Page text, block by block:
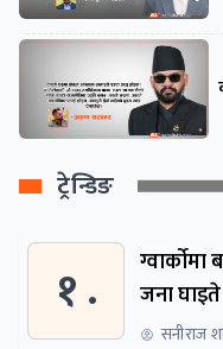
ट्रेन्डिङ
१ .
जना
सनीराज